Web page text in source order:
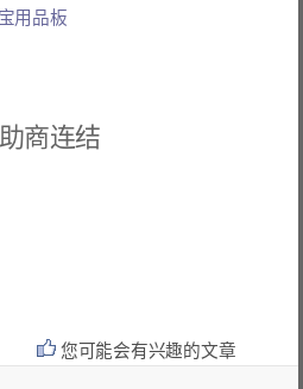
用品板
商连结
您可能会有兴趣的文章